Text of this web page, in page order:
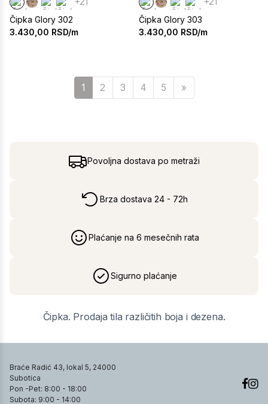
Čipka Glory 302
3.430,00 RSD/m
Čipka Glory 303
3.430,00 RSD/m
1 2 3 4 5 »Sledeća
Povoljna dostava po metraži
Brza dostava 24 - 72h
Plaćanje na 6 mesečnih rata
Sigurno plaćanje
Čipka. Prodaja tila različitih boja i dezena.
Braće Radić 43, lokal 5, 24000
Subotica
Pon -Pet: 8:00 - 18:00
Subota: 9:00 - 14:00